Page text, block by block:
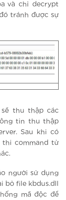
và chỉ decrypt
tránh được sự
thu thập các
tin thu thập
Sau khi có
thi command từ
người sử dụng
bỏ file kbdus.dll
mã độc để